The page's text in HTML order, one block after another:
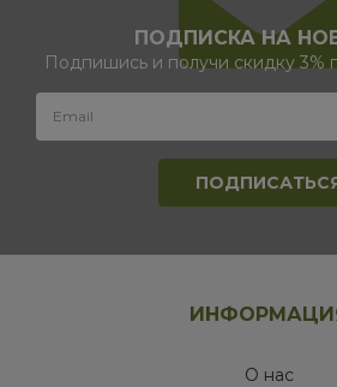
ПОДПИСКА НА
Подпишись и получи скидку 3%
О нас